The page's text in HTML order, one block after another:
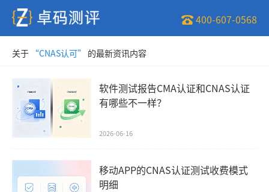
400-607-0568
关于 “CNAS认可” 的最新资讯内容
软件测试报告CMA认证和CNAS认证
有哪些不一样？
2026-06-16
移动APP的CNAS认证测试收费模式
明细